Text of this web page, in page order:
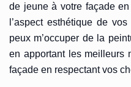
de jeune à votre façade
l’aspect esthétique de
peux m’occuper de la
en apportant les meilleurs
façade en respectant vos